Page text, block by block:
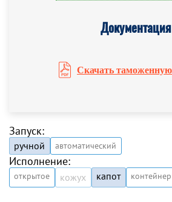
Документация
Скачать
Запуск:
ручной автоматический
Исполнение:
открытое кожух капот контейнер